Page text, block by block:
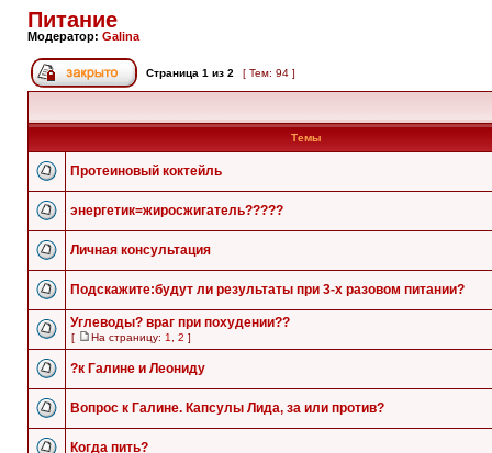
Питание
Модератор: Galina
Страница 1 из 2 [ Тем: 94 ]
Темы
Протеиновый коктейль
энергетик=жиросжигатель?????
Личная консультация
Подскажите:будут ли результаты при 3-х разовом питании?
Углеводы? враг при похудении??
[ На страницу: 1 2 ]
?к Галине и Леониду
Вопрос к Галине. Капсулы Лида, за или против?
Когда пить?